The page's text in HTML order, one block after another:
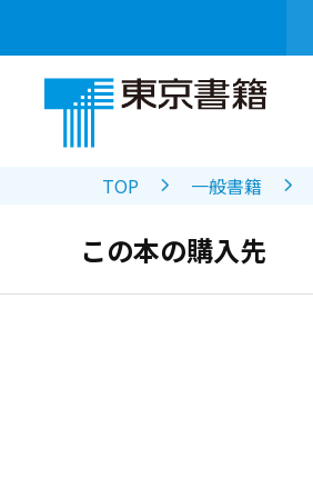
TOP 一般書籍
この本の購入先